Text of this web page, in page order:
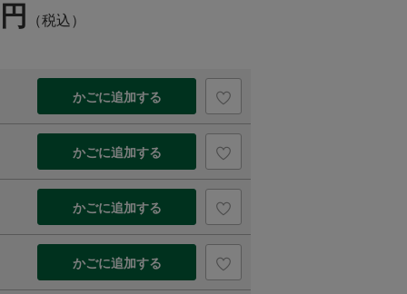
（税込）
かごに追加する
かごに追加する
かごに追加する
かごに追加する